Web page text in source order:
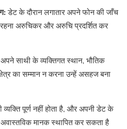
डेट के दौरान लगातार अपने फोन की जाँच
अरुचिकर और अरुचि प्रदर्शित कर
अपने साथी के व्यक्तिगत स्थान, भौतिक
का सम्मान न करना उन्हें असहज बना
व्यक्ति पूर्ण नहीं होता है, और अपनी डेट के
अवास्तविक मानक स्थापित कर सकता है